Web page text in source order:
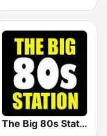
The Big 80s Station